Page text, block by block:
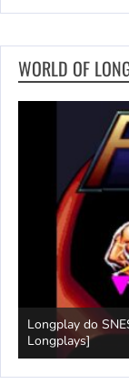
WORLD OF
Longplay do
Longplays]